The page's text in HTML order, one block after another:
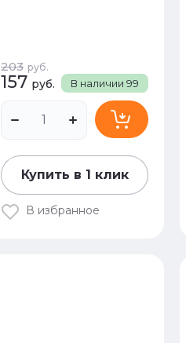
В наличии 99
203 руб.
157 руб.
Купить в 1 клик
В избранное